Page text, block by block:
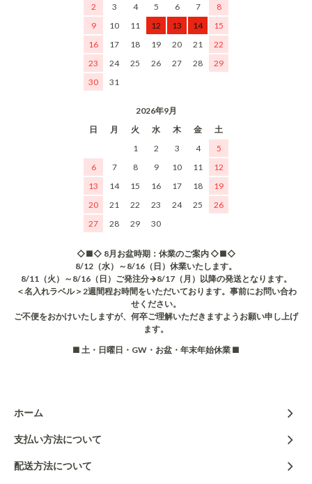
2
3 4 5 6 7
8
9
10 11 12 13 14
15
16
17 18 19 20 21
22
23
24 25 26 27 28
29
30
31
2026年9月
日
月 火 水 木 金
土
1
2 3 4
5
6
7 8 9 10 11
12
13
14 15 16 17 18
19
20
21 22 23 24 25
26
27
28 29 30
◇■◇ 8月お盆時期：休業のご案内 ◇■◇
8/12（水）～8/16（日）休業いたします。
8/11（火）～8/16（日）ご発注分→8/17（月）以降の発送となります。
＜名入れラベル＞2週間程お時間をいただいております。事前にお問い合わ
せください。
ご不便をおかけいたしますが、何卒ご理解いただきますようお願い申し上げ
ます。
■ 土・日曜日・GW・お盆・年末年始休業 ■
ホーム
支払い方法について
配送方法について